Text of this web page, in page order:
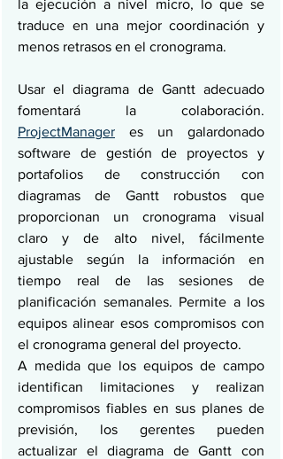
la ejecución a nivel micro, lo que se
traduce en una mejor coordinación y
menos retrasos en el cronograma.
Usar el diagrama de Gantt adecuado
ProjectManager es un galardonado
software de gestión de proyectos y
portafolios de construcción con
diagramas de Gantt robustos que
proporcionan un cronograma visual
claro y de alto nivel, fácilmente
ajustable según la información en
tiempo real de las sesiones de
planificación semanales. Permite a los
equipos alinear esos compromisos con
el cronograma general del proyecto.
A medida que los equipos de campo
identifican limitaciones y realizan
compromisos fiables en sus planes de
previsión, los gerentes pueden
actualizar el diagrama de Gantt con